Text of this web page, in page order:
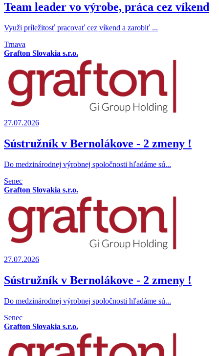
Team leader vo výrobe, práca cez víkend
Využi príležitosť pracovať cez víkend a zarobiť ...
Trnava
Grafton Slovakia s.r.o.
27.07.2026
Sústružník v Bernolákove - 2 zmeny !
Do medzinárodnej výrobnej spoločnosti hľadáme sú...
Senec
Grafton Slovakia s.r.o.
27.07.2026
Sústružník v Bernolákove - 2 zmeny !
Do medzinárodnej výrobnej spoločnosti hľadáme sú...
Senec
Grafton Slovakia s.r.o.